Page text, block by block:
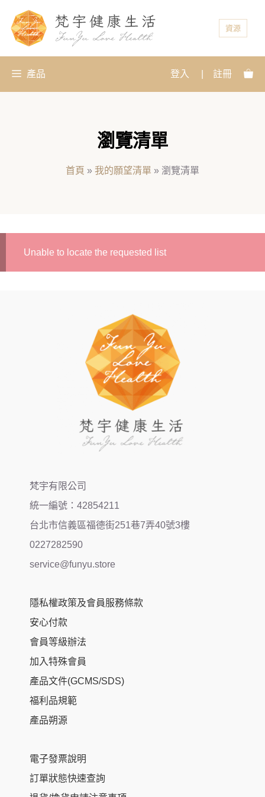
資源
產品 登入 註冊
瀏覽清單
首頁 » 我的願望清單 » 瀏覽清單
Unable to locate the requested list
梵宇有限公司
統一編號：42854211
台北市信義區福德街251巷7弄40號3樓
0227282590
service@funyu.store
隱私權政策及會員服務條款
安心付款
會員等級辦法
加入特殊會員
產品文件(GCMS/SDS)
福利品規範
產品朔源
電子發票說明
訂單狀態快速查詢